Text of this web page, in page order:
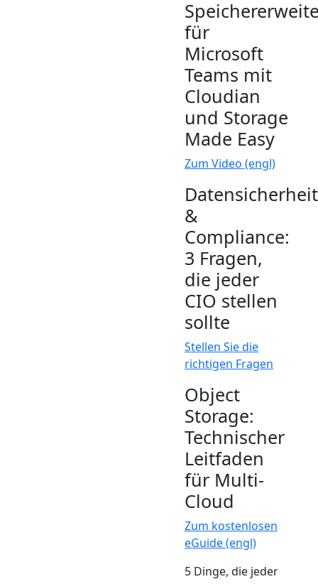
für
Microsoft
Teams mit
Cloudian
und Storage
Made Easy
Zum Video (engl)
Datensicherheit
&
Compliance:
3 Fragen,
die jeder
CIO stellen
sollte
Stellen Sie die
richtigen Fragen
Object
Storage:
Technischer
Leitfaden
für Multi-
Cloud
Zum kostenlosen
eGuide (engl)
5 Dinge, die jeder